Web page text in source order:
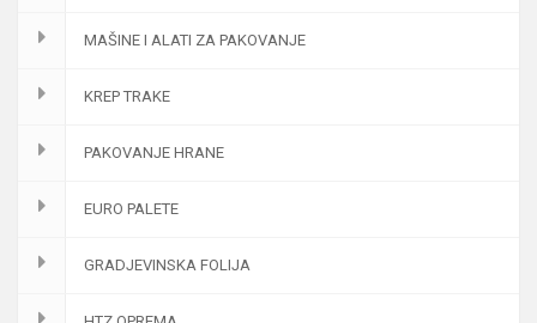
MAŠINE I ALATI ZA PAKOVANJE
KREP TRAKE
PAKOVANJE HRANE
EURO PALETE
GRADJEVINSKA FOLIJA